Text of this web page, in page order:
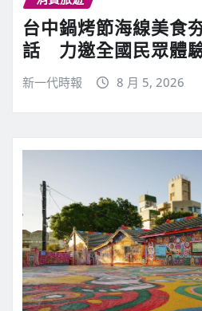
台中鍋烤節海線美食
話 力邀全國民眾體
新一代時報 8 月 5, 2026